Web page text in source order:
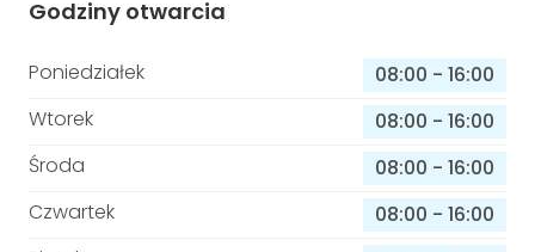
Godziny otwarcia
Poniedziałek 08:00 - 16:00
Wtorek
08:00 - 16:00
Środa
08:00 - 16:00
Czwartek
08:00 - 16:00